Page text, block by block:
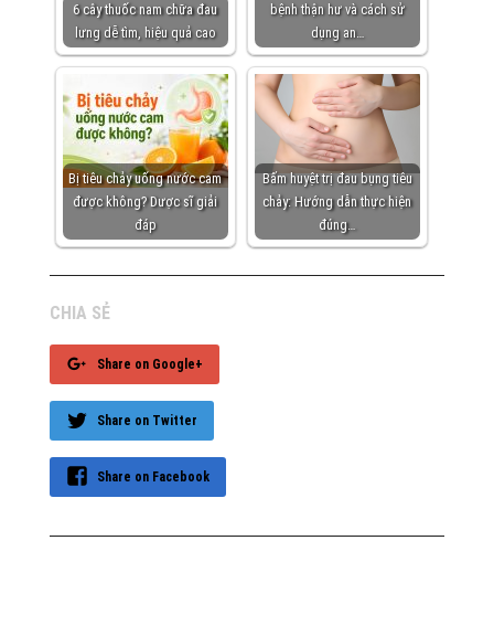
6 cây thuốc nam chữa đau
lưng dễ tìm, hiệu quả cao
bệnh thận hư và cách sử
dụng an…
Bị tiêu chảy uống nước cam
được không? Dược sĩ giải
đáp
Bấm huyệt trị đau bụng tiêu
chảy: Hướng dẫn thực hiện
đúng…
CHIA SẺ
Share on Google+
Share on Twitter
Share on Facebook